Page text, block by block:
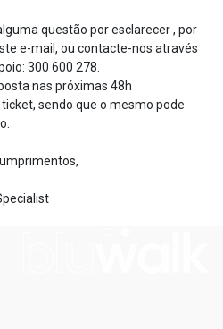
questão por esclarecer , por
e-mail, ou contacte-nos através
300 600 278.
nas próximas 48h
sendo que o mesmo pode